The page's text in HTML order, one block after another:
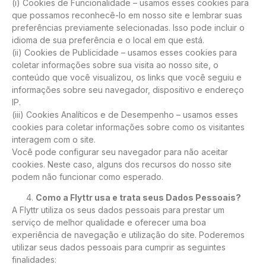
(i) Cookies de Funcionalidade – usamos esses cookies para
que possamos reconhecê-lo em nosso site e lembrar suas
preferências previamente selecionadas. Isso pode incluir o
idioma de sua preferência e o local em que está.
(ii) Cookies de Publicidade – usamos esses cookies para
coletar informações sobre sua visita ao nosso site, o
conteúdo que você visualizou, os links que você seguiu e
informações sobre seu navegador, dispositivo e endereço
IP.
(iii) Cookies Analíticos e de Desempenho – usamos esses
cookies para coletar informações sobre como os visitantes
interagem com o site.
Você pode configurar seu navegador para não aceitar
cookies. Neste caso, alguns dos recursos do nosso site
podem não funcionar como esperado.
Como a Flyttr usa e trata seus Dados Pessoais?
A Flyttr utiliza os seus dados pessoais para prestar um
serviço de melhor qualidade e oferecer uma boa
experiência de navegação e utilização do site. Poderemos
utilizar seus dados pessoais para cumprir as seguintes
finalidades: